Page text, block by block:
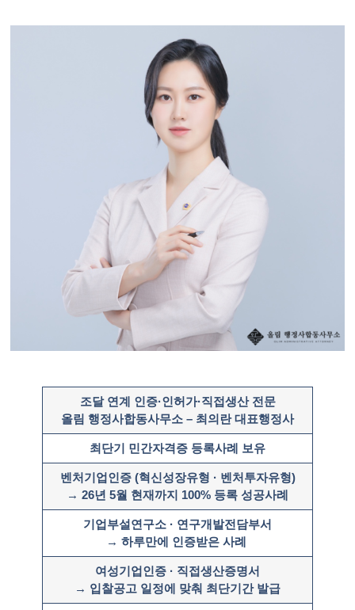
조달 연계 인증·인허가·직접생산 전문
올림 행정사합동사무소 – 최의란 대표행정사
최단기 민간자격증 등록사례 보유
벤처기업인증 (혁신성장유형 · 벤처투자유형)
→ 26년 5월 현재까지 100% 등록 성공사례
기업부설연구소 · 연구개발전담부서
→ 하루만에 인증받은 사례 ​
여성기업인증 · 직접생산증명서
→ 입찰공고 일정에 맞춰 최단기간 발급